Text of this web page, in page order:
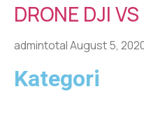
DRONE DJI
admintotalAugust 5,
Kategori